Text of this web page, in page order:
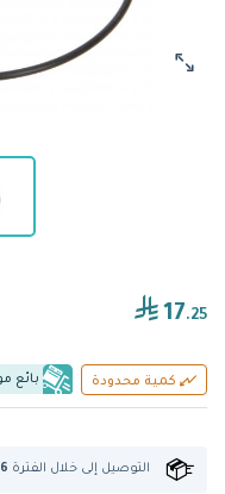
17.25
كمية محدودة بائع
التوصيل إلى خلال الفترة